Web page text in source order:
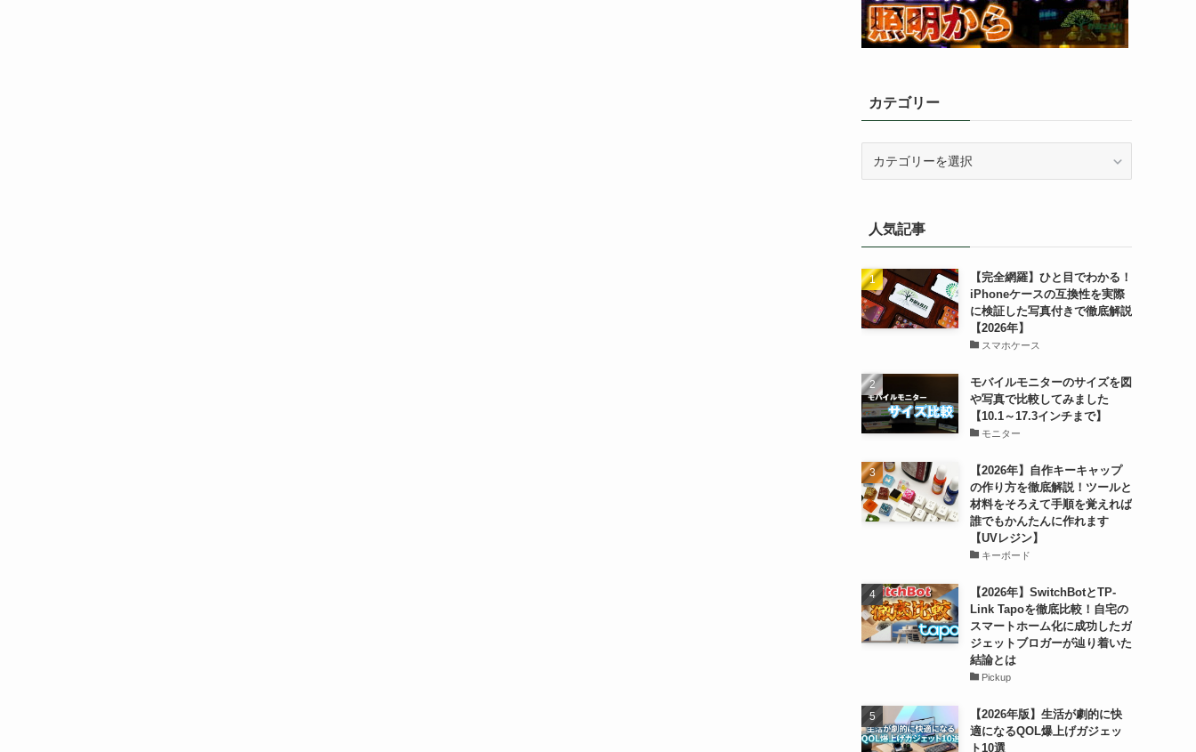
カテゴリー
ー人気記事
【完全網羅】ひと目でわかる！
iPhoneケースの互換性を実際
に検証した写真付きで徹底解説
【2026年】
スマホケース
モバイルモニターのサイズを図
や写真で比較してみました
【10.1～17.3インチまで】
モニター
【2026年】自作キーキャップ
の作り方を徹底解説！ツールと
材料をそろえて手順を覚えれば
誰でもかんたんに作れます
【UVレジン】
キーボード
【2026年】SwitchBotとTP-
Link Tapoを徹底比較！自宅の
スマートホーム化に成功したガ
ジェットブロガーが辿り着いた
結論とは
Pickup
【2026年版】生活が劇的に快
適になるQOL爆上げガジェッ
ト10選